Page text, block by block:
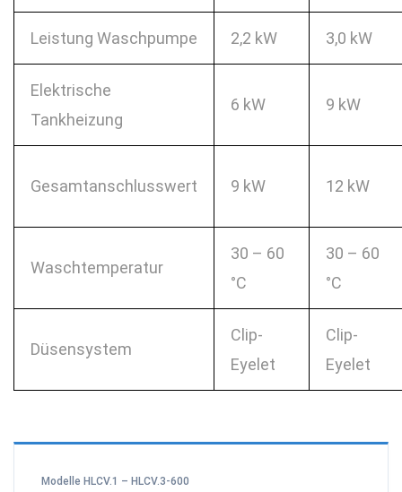
Leistung Waschpumpe 2,2 kW 3,0 kW
Elektrische
Tankheizung
6 kW 9 kW
Gesamtanschlusswert 9 kW 12 kW
Waschtemperatur
30 – 60
°C
30 – 60
°C
Düsensystem
Clip-
Eyelet
Clip-
Eyelet
Modelle HLCV.1 – HLCV.3-600